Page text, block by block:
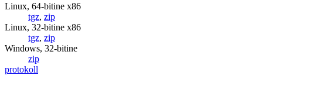
Linux, 64-bitine x86
tgz, zip
Linux, 32-bitine x86
tgz, zip
Windows, 32-bitine
zip
protokoll